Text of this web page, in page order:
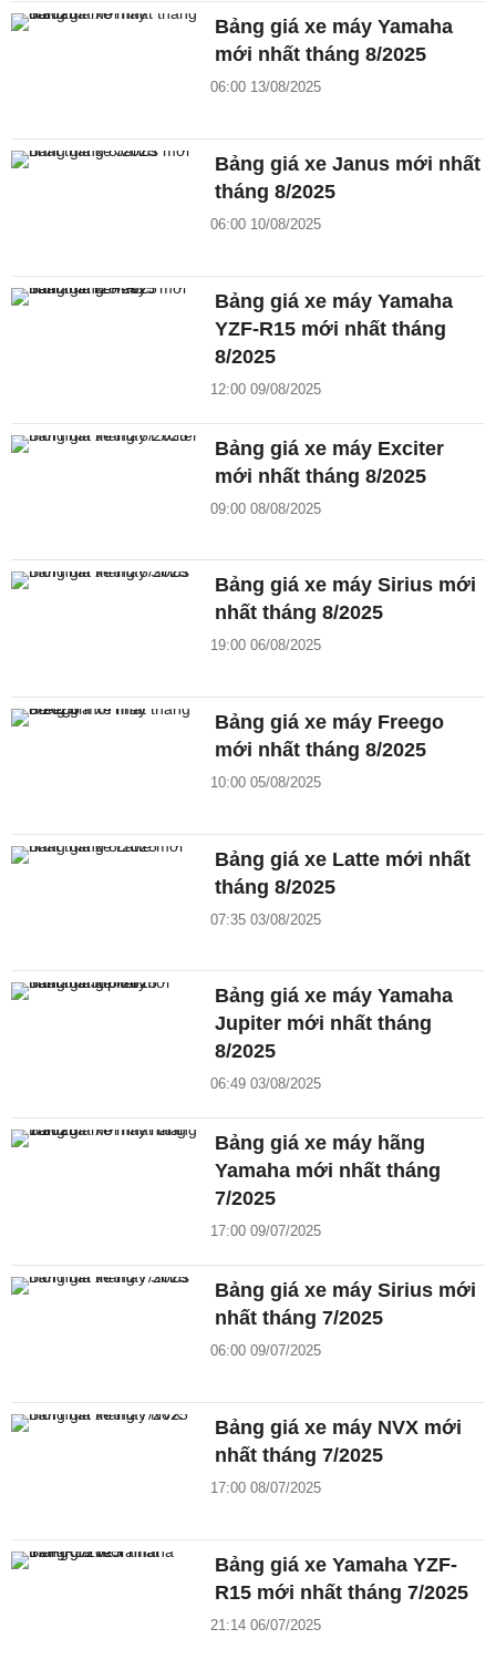
Bảng giá xe máy Yamaha
mới nhất tháng 8/2025
06:00 13/08/2025
Bảng giá xe Janus mới nhất
tháng 8/2025
06:00 10/08/2025
Bảng giá xe máy Yamaha
YZF-R15 mới nhất tháng
8/2025
12:00 09/08/2025
Bảng giá xe máy Exciter
mới nhất tháng 8/2025
09:00 08/08/2025
Bảng giá xe máy Sirius mới
nhất tháng 8/2025
19:00 06/08/2025
Bảng giá xe máy Freego
mới nhất tháng 8/2025
10:00 05/08/2025
Bảng giá xe Latte mới nhất
tháng 8/2025
07:35 03/08/2025
Bảng giá xe máy Yamaha
Jupiter mới nhất tháng
8/2025
06:49 03/08/2025
Bảng giá xe máy hãng
Yamaha mới nhất tháng
7/2025
17:00 09/07/2025
Bảng giá xe máy Sirius mới
nhất tháng 7/2025
06:00 09/07/2025
Bảng giá xe máy NVX mới
nhất tháng 7/2025
17:00 08/07/2025
Bảng giá xe Yamaha YZF-
R15 mới nhất tháng 7/2025
21:14 06/07/2025